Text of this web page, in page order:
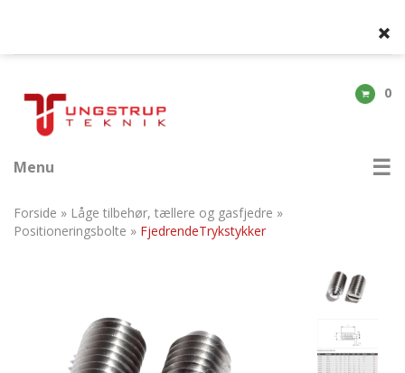
0
Menu
Forside » Låge tilbehør, tællere og gasfjedre »
Positioneringsbolte » FjedrendeTrykstykker